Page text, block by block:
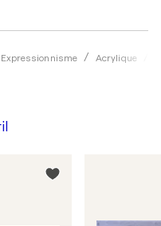
Expressionnisme Acrylique